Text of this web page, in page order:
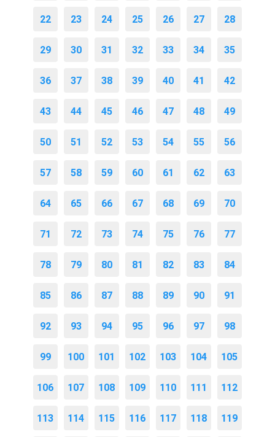
22 23 24 25 26 27 28
29 30 31 32 33 34 35
36 37 38 39 40 41 42
43 44 45 46 47 48 49
50 51 52 53 54 55 56
57 58 59 60 61 62 63
64 65 66 67 68 69 70
71 72 73 74 75 76 77
78 79 80 81 82 83 84
85 86 87 88 89 90 91
92 93 94 95 96 97 98
99 100 101 102 103 104 105
106 107 108 109 110 111 112
113 114 115 116 117 118 119